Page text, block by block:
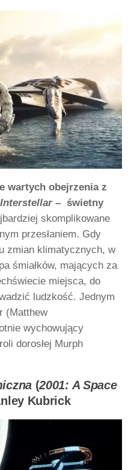
wartych obejrzenia z
Interstellar– świetny
skomplikowane
przesłaniem. Gdy
zmian klimatycznych, w
śmiałków, mających za
miejsca, do
ludzkość. Jednym
(Matthew
wychowujący
dorosłej Murph
(2001: A Space
Kubrick